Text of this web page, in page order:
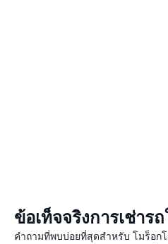
ข้อเท็จจริงการเช่าร
คำถามที่พบบ่อยที่สุดสำหรับ โมร็อก